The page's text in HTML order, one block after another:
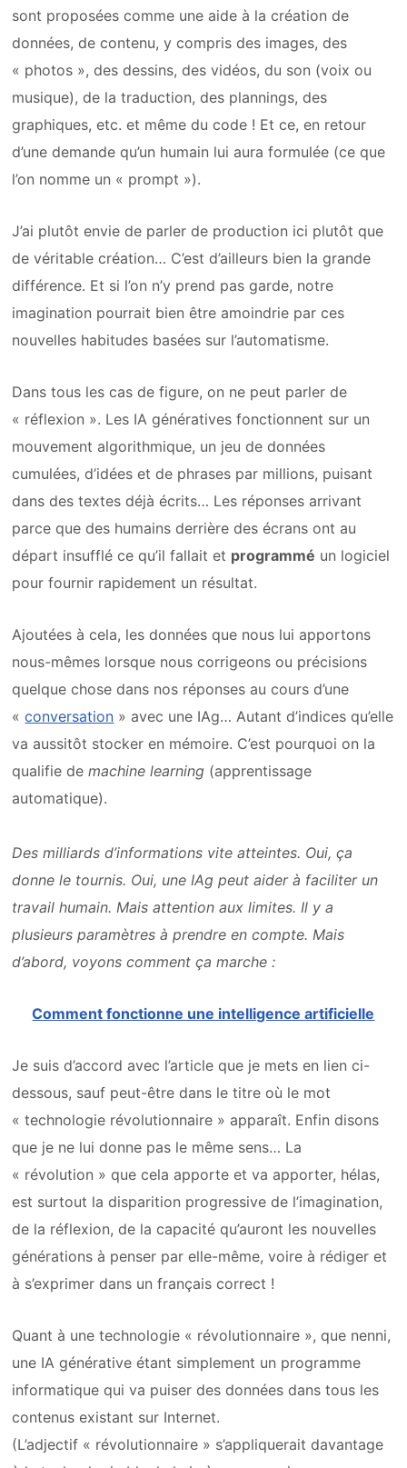
sont proposées comme une aide à la création de
données, de contenu, y compris des images, des
« photos », des dessins, des vidéos, du son (voix ou
musique), de la traduction, des plannings, des
graphiques, etc. et même du code ! Et ce, en retour
d’une demande qu’un humain lui aura formulée (ce que
l’on nomme un « prompt »).
J’ai plutôt envie de parler de production ici plutôt que
de véritable création… C’est d’ailleurs bien la grande
différence. Et si l’on n’y prend pas garde, notre
imagination pourrait bien être amoindrie par ces
nouvelles habitudes basées sur l’automatisme.
Dans tous les cas de figure, on ne peut parler de
« réflexion ». Les IA génératives fonctionnent sur un
mouvement algorithmique, un jeu de données
cumulées, d’idées et de phrases par millions, puisant
dans des textes déjà écrits… Les réponses arrivant
parce que des humains derrière des écrans ont au
départ insufflé ce qu’il fallait et programmé un logiciel
pour fournir rapidement un résultat.
Ajoutées à cela, les données que nous lui apportons
nous-mêmes lorsque nous corrigeons ou précisions
quelque chose dans nos réponses au cours d’une
«conversation » avec une IAg… Autant d’indices qu’elle
va aussitôt stocker en mémoire. C’est pourquoi on la
qualifie demachine learning (apprentissage
automatique).
Des milliards d’informations vite atteintes. Oui, ça
donne le tournis. Oui, une IAg peut aider à faciliter un
travail humain. Mais attention aux limites. Il y a
plusieurs paramètres à prendre en compte. Mais
d’abord, voyons comment ça marche :
Comment fonctionne une intelligence artificielle
Je suis d’accord avec l’article que je mets en lien ci-
dessous, sauf peut-être dans le titre où le mot
« technologie révolutionnaire » apparaît. Enfin disons
que je ne lui donne pas le même sens… La
« révolution » que cela apporte et va apporter, hélas,
est surtout la disparition progressive de l’imagination,
de la réflexion, de la capacité qu’auront les nouvelles
générations à penser par elle-même, voire à rédiger et
à s’exprimer dans un français correct !
Quant à une technologie « révolutionnaire », que nenni,
une IA générative étant simplement un programme
informatique qui va puiser des données dans tous les
contenus existant sur Internet.
(L’adjectif « révolutionnaire » s’appliquerait davantage